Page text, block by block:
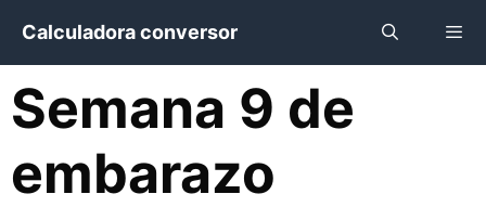
contenido
Calculadora conversor
Semana 9 de
embarazo